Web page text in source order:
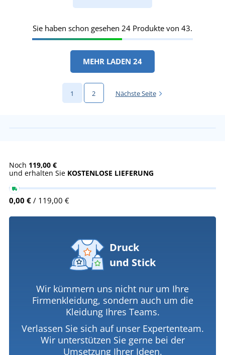
Sie haben schon gesehen 24 Produkte von 43.
MEHR LADEN 24
1 2 Nächste Seite
Noch 119,00 €
und erhalten Sie KOSTENLOSE LIEFERUNG
0,00 € / 119,00 €
Druck
und Stick
Wir kümmern uns nicht nur um Ihre
Firmenkleidung, sondern auch um die
Kleidung Ihres Teams.
Verlassen Sie sich auf unser Expertenteam.
Wir unterstützen Sie gerne bei der
Umsetzung Ihrer Ideen.